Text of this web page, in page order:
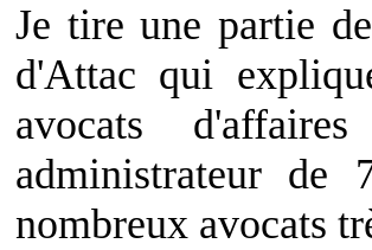
Je tire une partie
d'Attac qui
avocats
administrateur de
nombreux avocats